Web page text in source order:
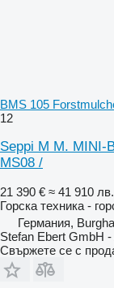
BMS 105
12
Seppi M M. MINI-
MS08 /
21 390 € ≈ 41 910 лв.
Горска техника -
Германия,
Stefan Ebert GmbH
Свържете се с